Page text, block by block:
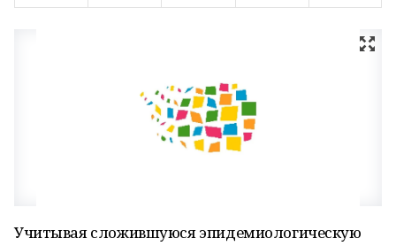
Учитывая сложившуюся эпидемиологическую